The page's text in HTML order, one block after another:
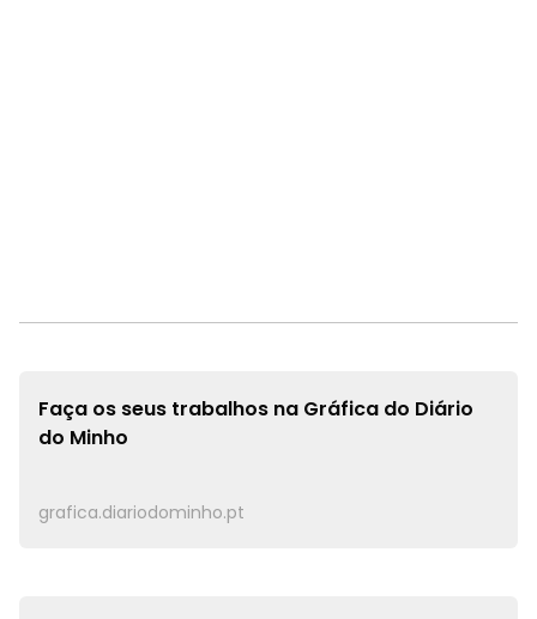
Faça os seus trabalhos na Gráfica do Diário
do Minho
grafica.diariodominho.pt